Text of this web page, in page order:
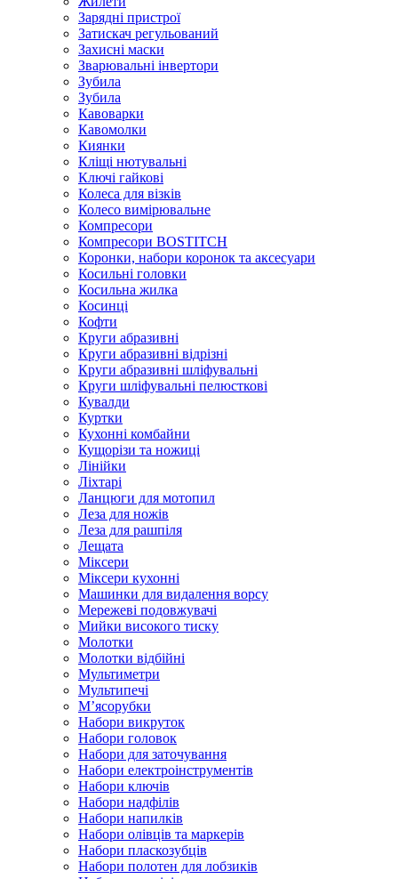
Зарядні пристрої
Затискач регульований
Захисні маски
Зварювальні інвертори
Зубила
Зубила
Кавоварки
Кавомолки
Киянки
Кліщі нютувальні
Ключі гайкові
Колеса для візків
Колесо вимірювальне
Компресори
Компресори BOSTITCH
Коронки, набори коронок та аксесуари
Косильні головки
Косильна жилка
Косинці
Кофти
Круги абразивні
Круги абразивні відрізні
Круги абразивні шліфувальні
Круги шліфувальні пелюсткові
Кувалди
Куртки
Кухонні комбайни
Кущорізи та ножиці
Лінійки
Ліхтарі
Ланцюги для мотопил
Леза для ножів
Леза для рашпіля
Лещата
Міксери
Міксери кухонні
Машинки для видалення ворсу
Мережеві подовжувачі
Мийки високого тиску
Молотки
Молотки відбійні
Мультиметри
Мультипечі
М’ясорубки
Набори викруток
Набори головок
Набори для заточування
Набори електроінструментів
Набори ключів
Набори надфілів
Набори напилків
Набори олівців та маркерів
Набори пласкозубців
Набори полотен для лобзиків